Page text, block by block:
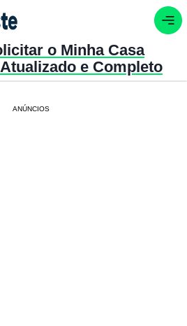
o Minha Casa
e Completo
ANÚNCIOS